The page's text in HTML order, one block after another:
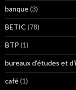
banque(3)
BETIC (78)
BTP (1)
bureaux d'études et
café(1)